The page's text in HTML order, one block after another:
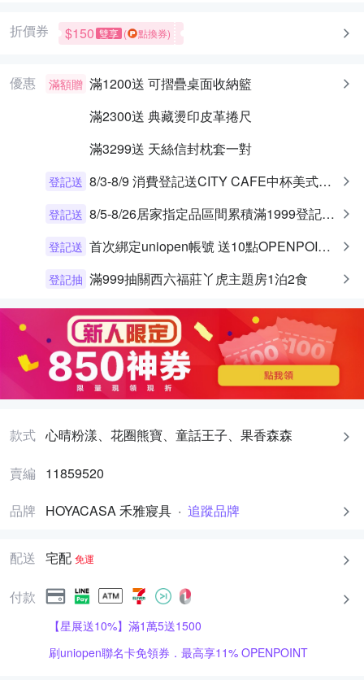
折價券 $150 雙享 ( 點換券)
優惠 滿額贈 滿1200送 可摺疊桌面收納籃
滿2300送 典藏燙印皮革捲尺
滿3299送 天絲信封枕套一對
登記送 8/3-8/9 消費登記送CITY CAFE中杯美式乙杯
登記送 8/5-8/26居家指定品區間累積滿1999登記送10%OP點數 (回饋上限300)
登記送 首次綁定uniopen帳號 送10點OPENPOINT+統一布丁一個
登記抽 滿999抽關西六福莊丫虎主題房1泊2食
款式 心晴粉漾、花圈熊寶、童話王子、果香森森
賣編
11859520
品牌
HOYACASA 禾雅寢具 · 追蹤品牌
配送 宅配 免運
付款
【星展送10%】滿1萬5送1500
刷uniopen聯名卡免領券．最高享11% OPENPOINT